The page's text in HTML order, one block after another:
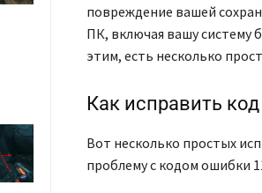
повреждение вашей
ПК, включая вашу систему
этим, есть несколько
Как исправить
Вот несколько простых
проблему с кодом ошибки